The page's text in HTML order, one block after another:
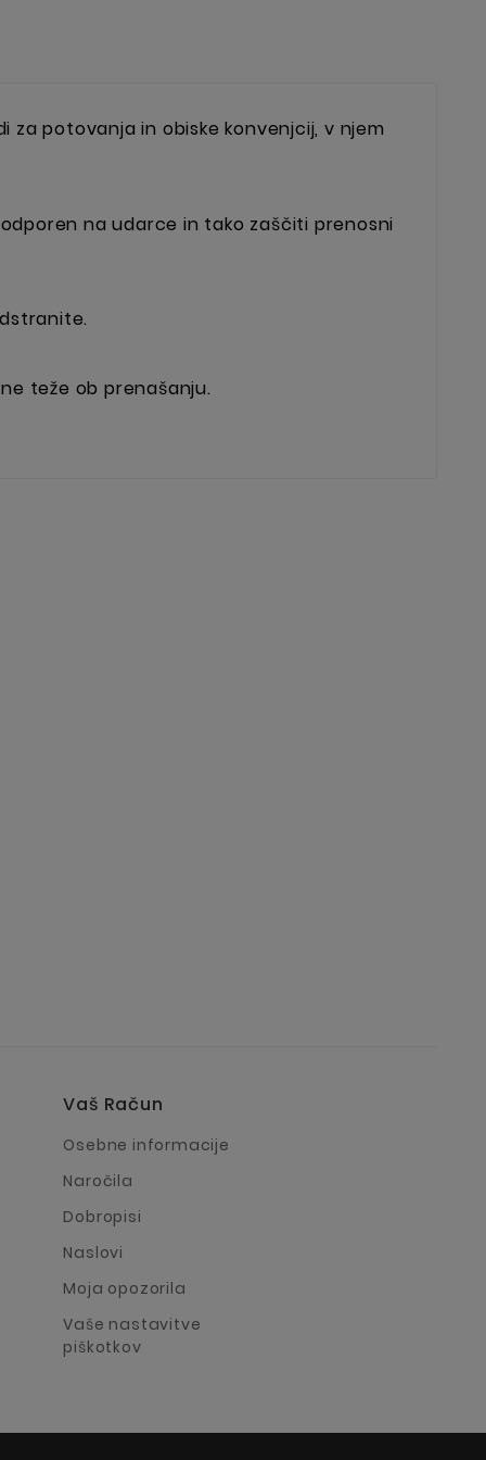
za potovanja in obiske konvenjcij, v njem
na udarce in tako zaščiti prenosni
teže ob prenašanju.
Vaš Račun
Osebne informacije
Naročila
Dobropisi
Naslovi
Moja opozorila
Vaše nastavitve
piškotkov